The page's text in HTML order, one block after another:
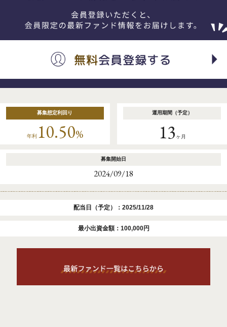
募集想定利回り
年利10.50%
運用期間（予定）
13 ヶ月
募集開始日
2024/09/18
配当日（予定）：2025/11/28
最小出資金額：100,000円